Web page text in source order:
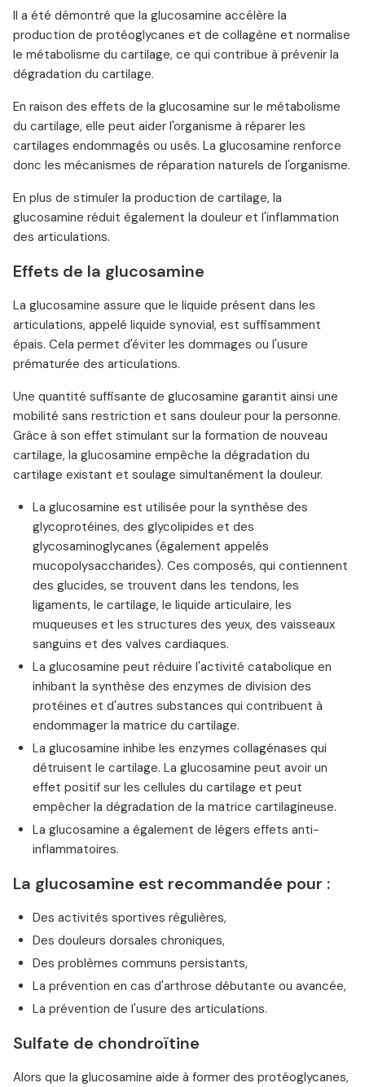
Il a été démontré que la glucosamine accélère la
production de protéoglycanes et de collagène et normalise
le métabolisme du cartilage, ce qui contribue à prévenir la
dégradation du cartilage.
En raison des effets de la glucosamine sur le métabolisme
du cartilage, elle peut aider l'organisme à réparer les
cartilages endommagés ou usés. La glucosamine renforce
donc les mécanismes de réparation naturels de l'organisme.
En plus de stimuler la production de cartilage, la
glucosamine réduit également la douleur et l'inflammation
des articulations.
Effets de la glucosamine
La glucosamine assure que le liquide présent dans les
articulations, appelé liquide synovial, est suffisamment
épais. Cela permet d'éviter les dommages ou l'usure
prématurée des articulations.
Une quantité suffisante de glucosamine garantit ainsi une
mobilité sans restriction et sans douleur pour la personne.
Grâce à son effet stimulant sur la formation de nouveau
cartilage, la glucosamine empêche la dégradation du
cartilage existant et soulage simultanément la douleur.
La glucosamine est utilisée pour la synthèse des
glycoprotéines, des glycolipides et des
glycosaminoglycanes (également appelés
mucopolysaccharides). Ces composés, qui contiennent
des glucides, se trouvent dans les tendons, les
ligaments, le cartilage, le liquide articulaire, les
muqueuses et les structures des yeux, des vaisseaux
sanguins et des valves cardiaques.
La glucosamine peut réduire l'activité catabolique en
inhibant la synthèse des enzymes de division des
protéines et d'autres substances qui contribuent à
endommager la matrice du cartilage.
La glucosamine inhibe les enzymes collagénases qui
détruisent le cartilage. La glucosamine peut avoir un
effet positif sur les cellules du cartilage et peut
empêcher la dégradation de la matrice cartilagineuse.
La glucosamine a également de légers effets anti-
inflammatoires.
La glucosamine est recommandée pour :
Des activités sportives régulières,
Des douleurs dorsales chroniques,
Des problèmes communs persistants,
La prévention en cas d'arthrose débutante ou avancée,
La prévention de l'usure des articulations.
Sulfate de chondroïtine
Alors que la glucosamine aide à former des protéoglycanes,